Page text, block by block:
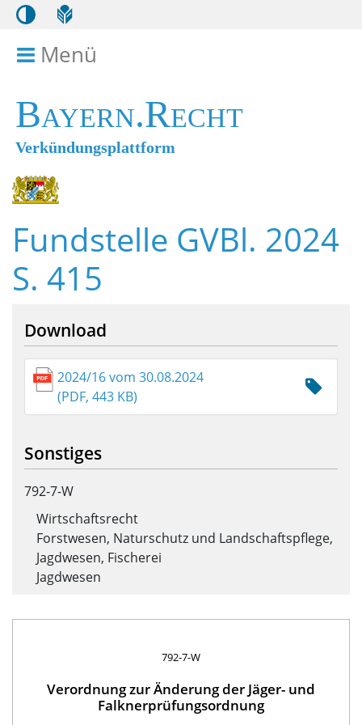
Menü
Bayern.Recht
Verkündungsplattform
Fundstelle GVBl. 2024
S. 415
Download
2024/16 vom 30.08.2024
(PDF, 443 KB)
Sonstiges
792-7-W
Wirtschaftsrecht
Forstwesen, Naturschutz und Landschaftspflege,
Jagdwesen, Fischerei
Jagdwesen
792-7-W
Verordnung zur Änderung der Jäger- und
Falknerprüfungsordnung